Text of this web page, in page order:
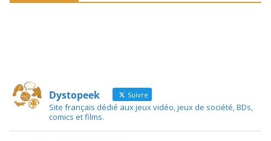
Dystopeek Suivre
Site français dédié aux jeux vidéo, jeux de société, BDs,
comics et films.